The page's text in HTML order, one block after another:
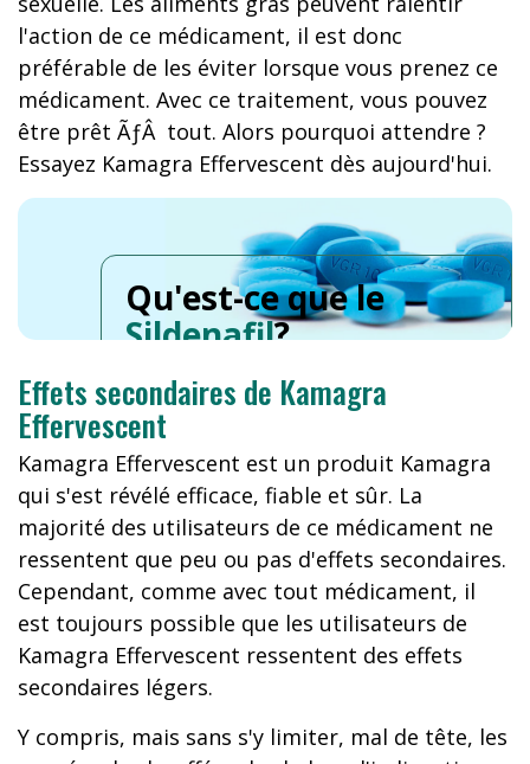
l'action de ce médicament, il est donc
préférable de les éviter lorsque vous prenez ce
médicament. Avec ce traitement, vous pouvez
être prêt ÃƒÂ tout. Alors pourquoi attendre ?
Essayez Kamagra Effervescent dès aujourd'hui.
Qu'est-ce que le
Sildenafil?
Effets secondaires de Kamagra
Effervescent
Kamagra Effervescent est un produit Kamagra
qui s'est révélé efficace, fiable et sûr. La
majorité des utilisateurs de ce médicament ne
ressentent que peu ou pas d'effets secondaires.
Cependant, comme avec tout médicament, il
est toujours possible que les utilisateurs de
Kamagra Effervescent ressentent des effets
secondaires légers.
Y compris, mais sans s'y limiter, mal de tête, les